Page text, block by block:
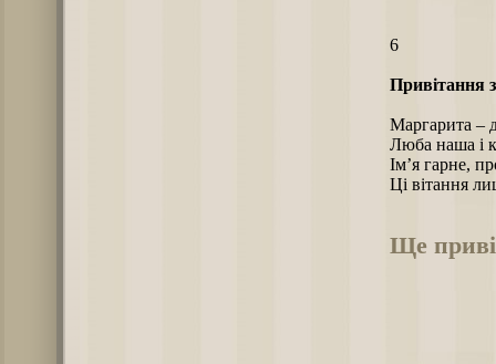
6
Привітання
Маргарита –
Люба наша і
Ім’я гарне,
Ці вітання
Ще